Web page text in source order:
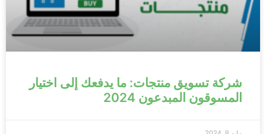
شركة تسويق منتجات: ما يدفعك إلى اختيار
المسوقون المبدعون 2024